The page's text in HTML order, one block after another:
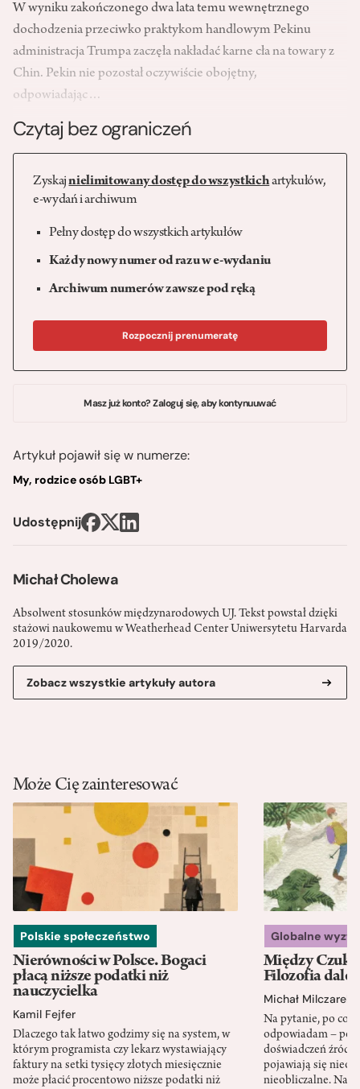
Michał Cholewa
Absolwent stosunków międzynarodowych UJ. Tekst powstał dzięki
stażowi naukowemu w Weatherhead Center Uniwersytetu Harvarda
2019/2020.
Zobacz wszystkie artykuły autora
W wyniku zakończonego dwa lata temu wewnętrznego
dochodzenia przeciwko praktykom handlowym Pekinu
administracja Trumpa zaczęła nakładać karne cła na towary z
Chin. Pekin nie pozostał oczywiście obojętny,
odpowiadając…
Czytaj bez ograniczeń
Zyskajnielimitowany dostęp do wszystkichartykułów,
e-wydań i archiwum
Pełny dostęp do wszystkich artykułów
Każdy nowy numer od razu w e-wydaniu
Archiwum numerów zawsze pod ręką
Rozpocznij prenumeratę
Masz już konto? Zaloguj się, aby kontynuuwać
Artykuł pojawił się w numerze:
My, rodzice osób LGBT+
Udostępnij
Może Cię zainteresować
Polskie społeczeństwo
Nierówności w Polsce. Bogaci
płacą niższe podatki niż
nauczycielka
Kamil Fejfer
Dlaczego tak łatwo godzimy się na system, w
którym programista czy lekarz wystawiający
faktury na setki tysięcy złotych miesięcznie
może płacić procentowo niższe podatki niż
Globalne
Między
Filozofia
Michał Milczarek
Na pytanie, po co
odpowiadam – po
doświadczeń
pojawiają się
nieobliczalne.